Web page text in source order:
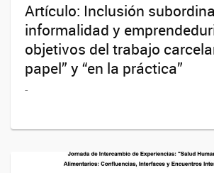
Artículo: Inclusión
informalidad y
objetivos del trabajo
papel” y “en la práctica”
-